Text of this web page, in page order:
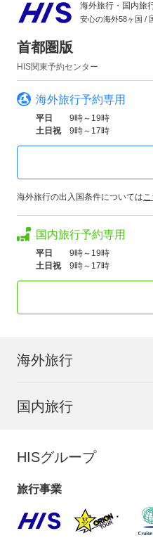
海外旅行・国内旅
安心の海外58ヶ国 /
首都圏版
HIS関東予約センター
海外旅行予約専用
平日
9時～19時
土日祝
9時～17時
海外旅行の出入国条件については
国内旅行予約専用
平日
9時～19時
土日祝
9時～17時
海外旅行
国内旅行
HISグループ
旅行事業